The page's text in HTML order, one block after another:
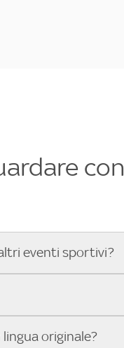
eventi sportivi?
A, UEFA Champions
selezione di film
originale?